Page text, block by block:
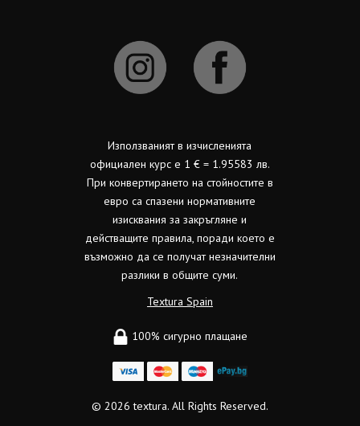
Използваният в изчисленията
официален курс е 1 € = 1.95583 лв.
При конвертирането на стойностите в
евро са спазени нормативните
изисквания за закръгляне и
действащите правила, поради което е
възможно да се получат незначителни
разлики в общите суми.
Textura Spain
100% сигурно плащане
© 2026textura. All Rights Reserved.